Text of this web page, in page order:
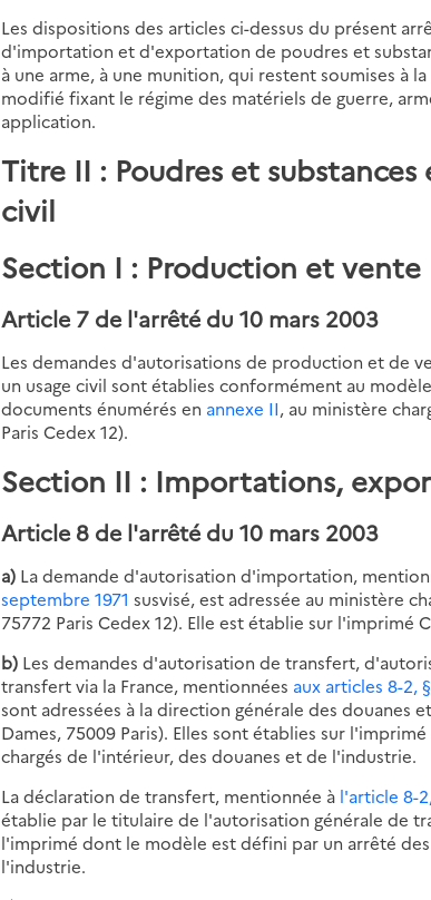
Les dispositions des articles ci-dessus du présent
d'importation et d'exportation de poudres et
à une arme, à une munition, qui restent soumises à
modifié fixant le régime des matériels de guerre,
application.
Titre II : Poudres et
civil
Section I : Production et vente
Article 7 de l'arrêté du 10 mars 2003
Les demandes d'autorisations de production et de
un usage civil sont établies conformément au
documents énumérés en annexe II, au ministère
Paris Cedex 12).
Section II : Importations,
Article 8 de l'arrêté du 10 mars 2003
a) La demande d'autorisation d'importation,
septembre 1971 susvisé, est adressée au ministère
75772 Paris Cedex 12). Elle est établie sur l'imprimé
b) Les demandes d'autorisation de transfert,
transfert via la France, mentionnées aux articles 8-2,
sont adressées à la direction générale des douanes
Dames, 75009 Paris). Elles sont établies sur
chargés de l'intérieur, des douanes et de l'industrie.
La déclaration de transfert, mentionnée à l'article 8-
établie par le titulaire de l'autorisation générale de
l'imprimé dont le modèle est défini par un arrêté
l'industrie.